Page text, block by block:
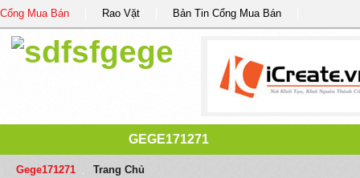
Cổng Mua Bán Rao Vặt Bản Tin Cổng Mua Bán
GEGE171271
Gege171271 Trang Chủ